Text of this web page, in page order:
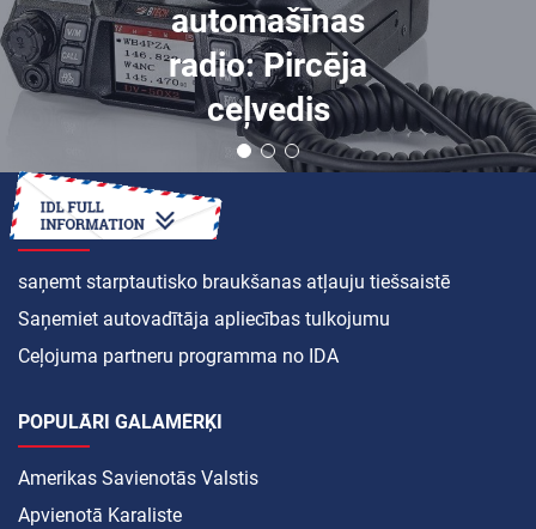
automašīnas
radio: Pircēja
ceļvedis
KĀ
saņemt starptautisko braukšanas atļauju tiešsaistē
Saņemiet autovadītāja apliecības tulkojumu
Ceļojuma partneru programma no IDA
POPULĀRI GALAMĒRĶI
Amerikas Savienotās Valstis
Apvienotā Karaliste